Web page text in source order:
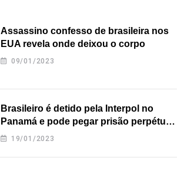
Assassino confesso de brasileira nos
EUA revela onde deixou o corpo
09/01/2023
Brasileiro é detido pela Interpol no
Panamá e pode pegar prisão perpétua
nos EUA
19/01/2023